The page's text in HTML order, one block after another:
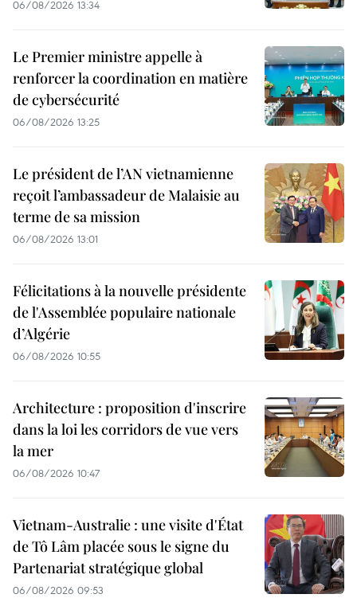
06/08/2026 13:34
Le Premier ministre appelle à
renforcer la coordination en matière
de cybersécurité
06/08/2026 13:25
Le président de l’AN vietnamienne
reçoit l’ambassadeur de Malaisie au
terme de sa mission
06/08/2026 13:01
Félicitations à la nouvelle présidente
de l'Assemblée populaire nationale
d’Algérie
06/08/2026 10:55
Architecture : proposition d'inscrire
dans la loi les corridors de vue vers
la mer
06/08/2026 10:47
Vietnam-Australie : une visite d'État
de Tô Lâm placée sous le signe du
Partenariat stratégique global
06/08/2026 09:53